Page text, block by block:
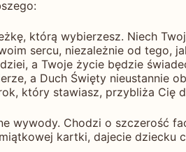
którą wybierzesz. Niech
sercu, niezależnie od tego,
a Twoje życie będzie
a Duch Święty nieustannie
który stawiasz, przybliża Cię
wywody. Chodzi o szczerość
kartki, dajecie